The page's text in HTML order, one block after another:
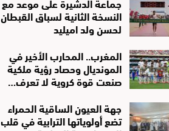
النسخة الثانية لسباق القبطان
لحسن ولد اميليد
المغرب.. المحارب الأخير في
المونديال وحصاد رؤية ملكية
صنعت قوة كروية لا تعرف…
جهة العيون الساقية الحمراء
تضع أولوياتها الترابية في قلب